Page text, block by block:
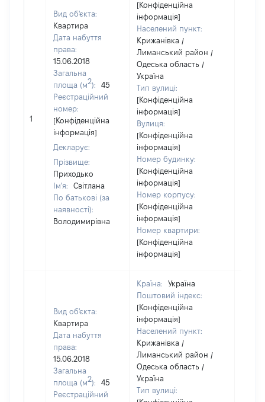
1
Вид об'єкта:
Квартира
Дата набуття
права:
15.06.2018
Загальна
площа (м2):
45
Реєстраційний
номер:
[Конфіденційна
інформація]
Декларує:
Прізвище:
Приходько
Ім'я:
Світлана
По батькові (за
наявності):
Володимирівна
[Конфіденційна
інформація]
Населений пункт:
Крижанівка /
Лиманський район /
Одеська область /
Україна
Тип вулиці:
[Конфіденційна
інформація]
Вулиця:
[Конфіденційна
інформація]
Номер будинку:
[Конфіденційна
інформація]
Номер корпусу:
[Конфіденційна
інформація]
Номер квартири:
[Конфіденційна
інформація]
Вид об'єкта:
Квартира
Дата набуття
права:
15.06.2018
Загальна
площа (м2):
45
Реєстраційний
Країна:
Україна
Поштовий індекс:
[Конфіденційна
інформація]
Населений пункт:
Крижанівка /
Лиманський район /
Одеська область /
Україна
Тип вулиці: